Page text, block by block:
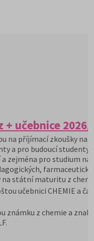
+ učebnice 2026/
na příjímací zkoušky na
a pro budoucí studenty
zejména pro studium na
státní maturitu z
učebnici CHEMIE a
známku z chemie a